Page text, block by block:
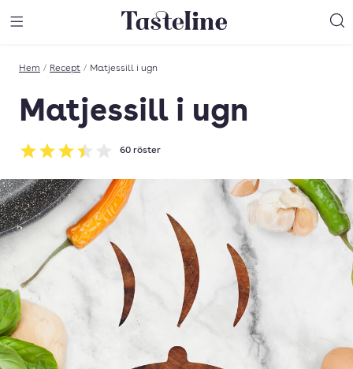
Till Tastelines startsida
Hem / Recept / Matjessill i ugn
Matjessill i ugn
Betyg: 3.47 av 5
60 röster